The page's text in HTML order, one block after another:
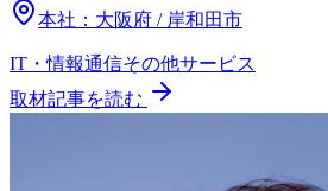
本社： 大阪府 / 岸和田市
IT・情報通信その他サービス
取材記事を読む